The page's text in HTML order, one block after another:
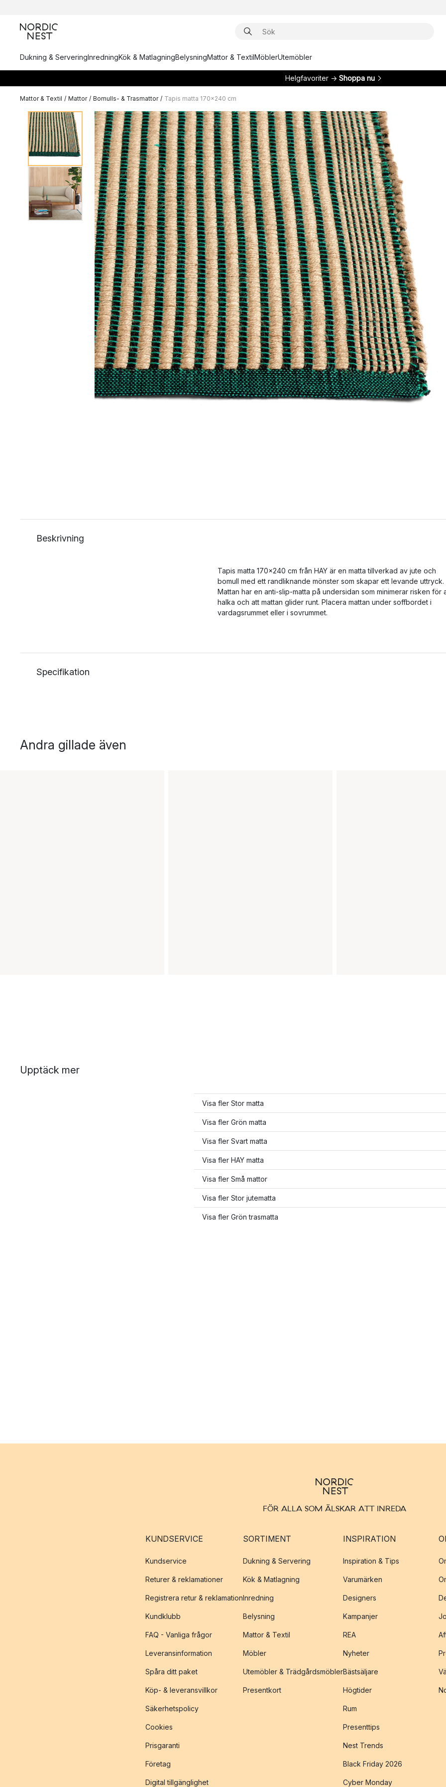
Dukning & ServeringInredningKök & MatlagningBelysningMattor & TextilMöblerUtemöbler
Helgfavoriter → Shoppa nu
Mattor & Textil / Mattor / Bomulls- & Trasmattor / Tapis matta 170x240 cm
Beskrivning
Tapis matta 170x240 cm från HAY är en matta tillverkad av jute och
bomull med ett randliknande mönster som skapar ett levande uttryck.
Mattan har en anti-slip-matta på undersidan som minimerar risken för
halka och att mattan glider runt. Placera mattan under soffbordet i
vardagsrummet eller i sovrummet.
Specifikation
Andra gillade även
Upptäck mer
Visa fler Stor matta
Visa fler Grön matta
Visa fler Svart matta
Visa fler HAY matta
Visa fler Små mattor
Visa fler Stor jutematta
Visa fler Grön trasmatta
FÖR ALLA SOM ÄLSKAR ATT INREDA
KUNDSERVICE
Kundservice
Returer & reklamationer
Registrera retur & reklamation
Kundklubb
FAQ - Vanliga frågor
Leveransinformation
Spåra ditt paket
Köp- & leveransvillkor
Säkerhetspolicy
Cookies
Prisgaranti
Företag
Digital tillgänglighet
SORTIMENT
Dukning & Servering
Kök & Matlagning
Inredning
Belysning
Mattor & Textil
Möbler
Utemöbler & Trädgårdsmöbler
Presentkort
INSPIRATION
Inspiration & Tips
Varumärken
Designers
Kampanjer
REA
Nyheter
Bästsäljare
Högtider
Rum
Presenttips
Nest Trends
Black Friday 2026
Cyber Monday